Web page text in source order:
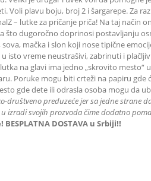
Voli plavu boju, broj 2 i šargarepe. Za
– lutke za pričanje priča! Na taj način
što dugoročno doprinosi postavljanju
mačka i slon koji nose tipične
isto vreme neustrašivi, zabrinuti i
na glavi ima jedno „skrovito mesto“
Poruke mogu biti crteži na papiru gde
gde dete ili odrasla osoba mogu da
društveno preduzeće jer sa jedne strane
izradi svojih prozvoda čime dodatno
DOSTAVA u Srbiji!!